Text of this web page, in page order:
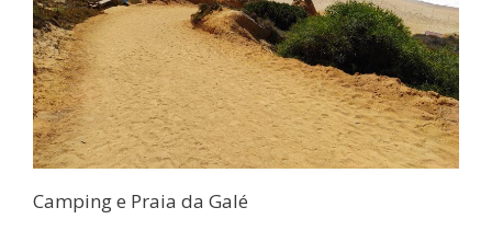
Camping e Praia da Galé